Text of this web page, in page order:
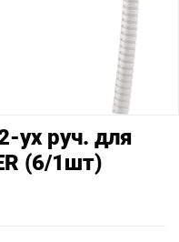
ух руч. для
(6/1шт)